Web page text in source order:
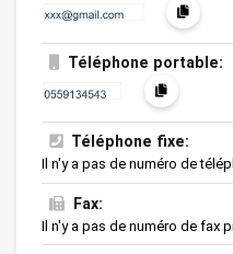
Téléphone portable:
Téléphone fixe:
Il n'y a pas de numéro de
Fax:
Il n'y a pas de numéro de fax